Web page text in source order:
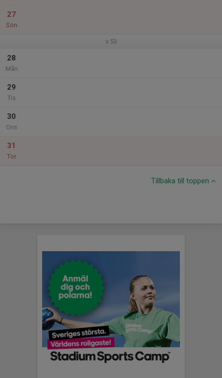
27
Sön
v.53
28
Mån
29
Tis
30
Ons
31
Tor
Tillbaka till toppen